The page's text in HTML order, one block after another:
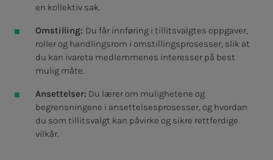
en kollektiv sak.
Omstilling: Du får innføring i tillitsvalgtes oppgaver,
roller og handlingsrom i omstillingsprosesser, slik at
du kan ivareta medlemmenes interesser på best
mulig måte.
Ansettelser: Du lærer om mulighetene og
begrensningene i ansettelsesprosesser, og hvordan
du som tillitsvalgt kan påvirke og sikre rettferdige
vilkår.